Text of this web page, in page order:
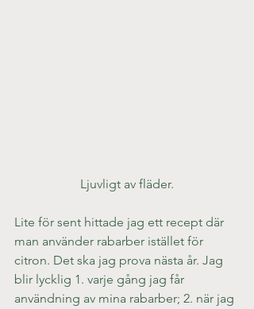
Ljuvligt av fläder.
Lite för sent hittade jag ett recept där
man använder rabarber istället för
citron. Det ska jag prova nästa år. Jag
blir lycklig 1. varje gång jag får
användning av mina rabarber; 2. när jag